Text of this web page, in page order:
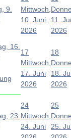
9.
Mittwoch,
10. Juni
2026
11.
2026
16.
17
Mittwoch,
17. Juni
2026
18
18.
2026
23.
24
Mittwoch,
24. Juni
25
25.